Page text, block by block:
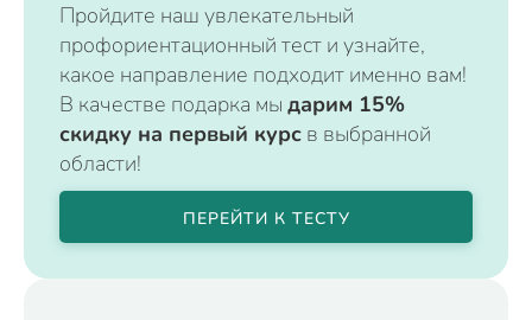
Пройдите наш увлекательный
профориентационный тест и узнайте,
какое направление подходит именно вам!
В качестве подарка мы дарим 15%
скидку на первый курс в выбранной
области!
ПЕРЕЙТИ К ТЕСТУ